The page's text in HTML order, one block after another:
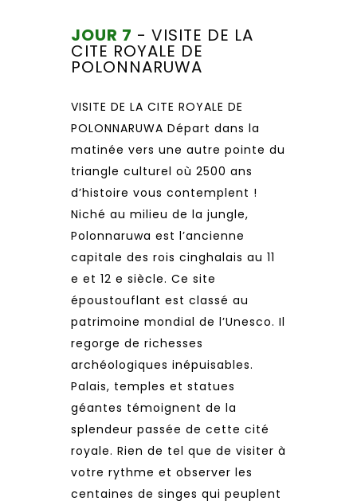
JOUR 7 - VISITE DE LA
CITE ROYALE DE
POLONNARUWA
VISITE DE LA CITE ROYALE DE
POLONNARUWA Départ dans la
matinée vers une autre pointe du
triangle culturel où 2500 ans
d’histoire vous contemplent !
Niché au milieu de la jungle,
Polonnaruwa est l’ancienne
capitale des rois cinghalais au 11
e et 12 e siècle. Ce site
époustouflant est classé au
patrimoine mondial de l’Unesco. Il
regorge de richesses
archéologiques inépuisables.
Palais, temples et statues
géantes témoignent de la
splendeur passée de cette cité
royale. Rien de tel que de visiter à
votre rythme et observer les
centaines de singes qui peuplent